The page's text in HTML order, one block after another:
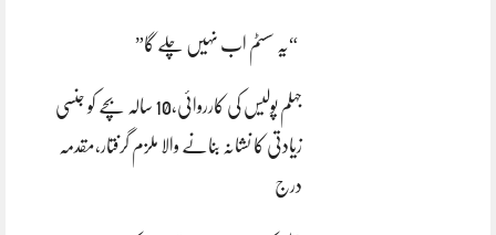
“یہ سسٹم اب نہیں چلے گا”
جہلم پولیس کی کارروائی،10 سالہ بچے کو جنسی
زیادتی کا نشانہ بنانے والا ملزم گرفتار،مقدمہ
درج